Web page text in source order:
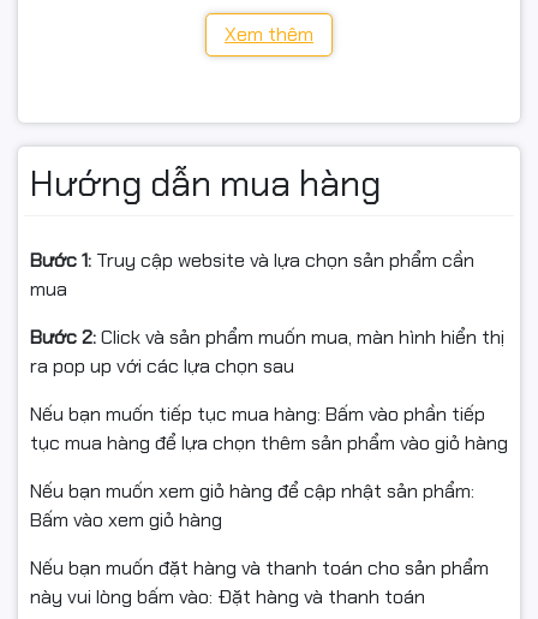
Độ phân giải video: 3MP (2304 × 1296)
RJ45
Tầm nhìn ban đêm: Hồng ngoại ~30 m
Cảnh báo: Phát hiện chuyển động, báo động âm thanh
& ánh sáng, gửi thông báo App
Lưu trữ: MicroSD tối đa 512GB (khuyến nghị thẻ chính
hãng, format trong App)
Điều khiển/Quản lý: Ứng dụng Tapo (iOS/Android), hỗ
trợ Google Assistant/Alexa
Nguồn cấp: Theo adapter đi kèm
phụ kiện bắt vít
Xem thêm
Hướng dẫn mua hàng
Bước 1: Truy cập website và lựa chọn sản phẩm cần
mua
Bước 2:Click và sản phẩm muốn mua, màn hình hiển thị
ra pop up với các lựa chọn sau
Nếu bạn muốn tiếp tục mua hàng: Bấm vào phần tiếp
tục mua hàng để lựa chọn thêm sản phẩm vào giỏ hàng
Nếu bạn muốn xem giỏ hàng để cập nhật sản phẩm:
Bấm vào xem giỏ hàng
Nếu bạn muốn đặt hàng và thanh toán cho sản phẩm
này vui lòng bấm vào: Đặt hàng và thanh toán